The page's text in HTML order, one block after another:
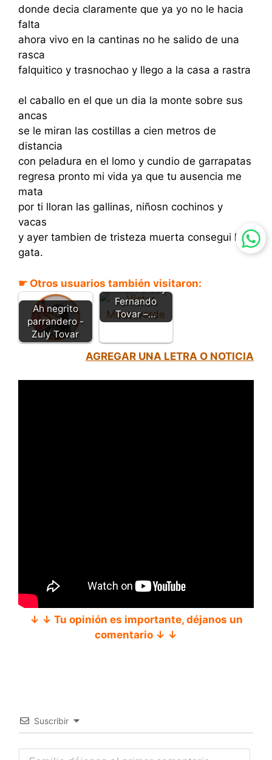
donde decia claramente que ya yo no le hacia
falta
ahora vivo en la cantinas no he salido de una
rasca
falquitico y trasnochao y llego a la casa a rastra
el caballo en el que un dia la monte sobre sus
ancas
se le miran las costillas a cien metros de
distancia
con peladura en el lomo y cundio de garrapatas
regresa pronto mi vida ya que tu ausencia me
mata
por ti lloran las gallinas, niñosn cochinos y
vacas
y ayer tambien de tristeza muerta consegui la
gata.
☛ Otros usuarios también visitaron:
Ah negrito
parrandero -
Zuly Tovar
Monteverde y
Fernando
Tovar –…
AGREGAR UNA LETRA O NOTICIA
↓ ↓ Tu opinión es importante, déjanos un
comentario ↓ ↓
Suscribir